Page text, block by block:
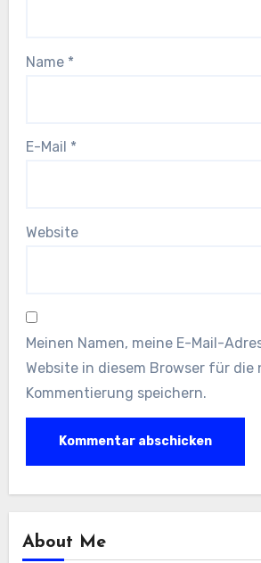
Name *
E-Mail *
Website
Meinen Namen, meine E-Mail-
Website in diesem Browser für die
Kommentierung speichern.
About Me